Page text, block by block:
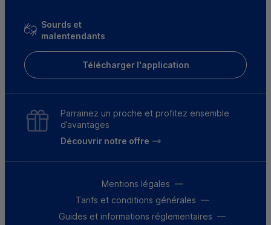
Sourds et
malentendants
Télécharger l'application
Parrainez un proche et profitez ensemble
d’avantages
Découvrir notre offre
Mentions légales
Tarifs et conditions générales
Guides et informations réglementaires